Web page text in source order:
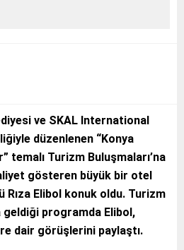
ve SKAL International
düzenlenen “Konya
temalı Turizm Buluşmaları’na
gösteren büyük bir otel
Rıza Elibol konuk oldu. Turizm
geldiği programda Elibol,
dair görüşlerini paylaştı.